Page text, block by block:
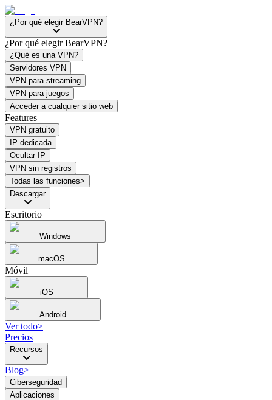
¿Por qué elegir BearVPN?
¿Por qué elegir BearVPN?
¿Qué es una VPN?
Servidores VPN
VPN para streaming
VPN para juegos
Acceder a cualquier sitio web
Features
VPN gratuito
IP dedicada
Ocultar IP
VPN sin registros
Todas las funciones>
Descargar
Escritorio
Windows
macOS
Móvil
iOS
Android
Ver todo>
Precios
Recursos
Blog>
Ciberseguridad
Aplicaciones